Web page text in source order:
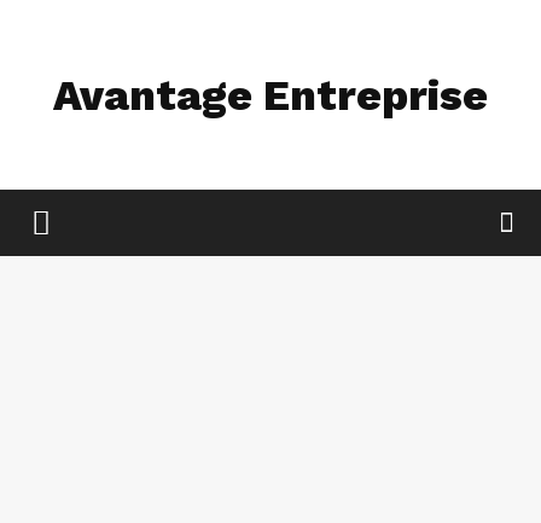
Avantage Entreprise